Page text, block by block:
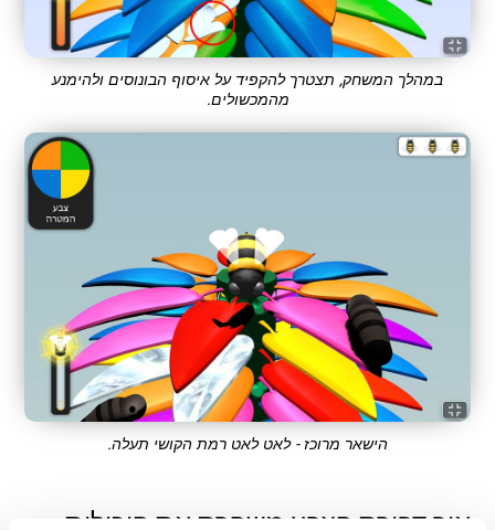
במהלך המשחק, תצטרך להקפיד על איסוף הבונוסים ולהימנע
מהמכשולים.
הישאר מרוכז - לאט לאט רמת הקושי תעלה.
איך דבורת הצבע משפרת את היכולות